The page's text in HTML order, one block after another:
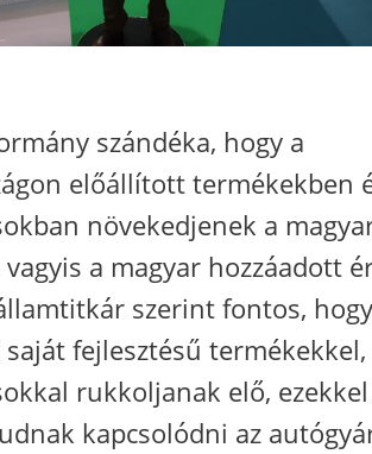
szándéka, hogy a
előállított termékekben
növekedjenek a
vagyis a magyar hozzáadott
szerint fontos,
saját fejlesztésű termékekkel,
rukkoljanak elő, ezekkel
kapcsolódni az